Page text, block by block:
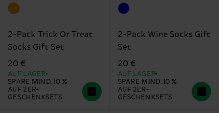
2-Pack Trick Or Treat
Socks Gift Set
20 €
AUF LAGER
SPARE MIND. 10 %
AUF 2ER-
GESCHENKSETS
2-Pack Wine Socks Gift
Set
20 €
AUF LAGER
SPARE MIND. 10 %
AUF 2ER-
GESCHENKSETS